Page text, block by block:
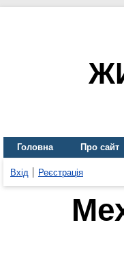
Головна Про сайт
Вхід Реєстрація